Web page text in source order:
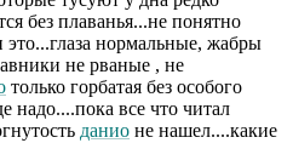
без плаванья...не понятно
нормальные, жабры
не рваные , не
только горбатая без особого
надо....пока все что читал
данио не нашел....какие